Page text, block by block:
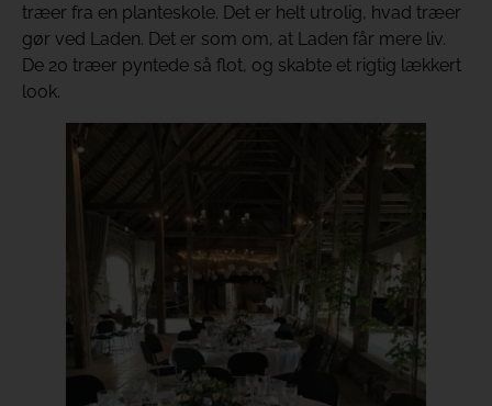
træer fra en planteskole. Det er helt utrolig, hvad træer
gør ved Laden. Det er som om, at Laden får mere liv.
De 20 træer pyntede så flot, og skabte et rigtig lækkert
look.